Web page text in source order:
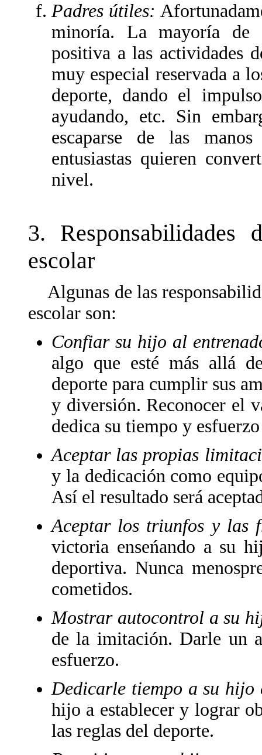
Padres útiles:
minoría. La mayoría de
positiva a las actividades
muy especial reservada a
deporte, dando el
ayudando, etc. Sin
escaparse de las
entusiastas quieren
nivel.
3.
escolar
Algunas de las
escolar son:
Confiar su hijo al
algo que esté más allá
deporte para cumplir sus
y diversión. Reconocer el
dedica su tiempo y
Aceptar las propias
y la dedicación como
Así el resultado será
Aceptar los triunfos y las
victoria enseńando a su
deportiva. Nunca
cometidos.
Mostrar autocontrol a su
de la imitación. Darle un
esfuerzo.
Dedicarle tiempo a su
hijo a establecer y lograr
las reglas del deporte.